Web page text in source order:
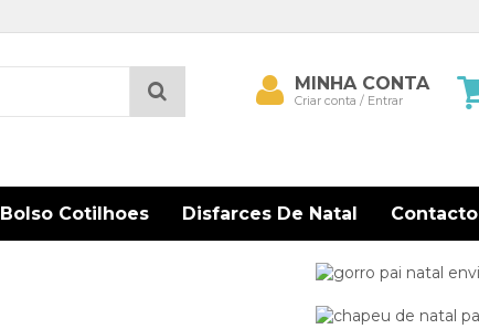
Pesquisar
Minha
conta
MINHA CONTA
Criar conta / Entrar
Bolso Cotilhoes Disfarces De Natal Contacto